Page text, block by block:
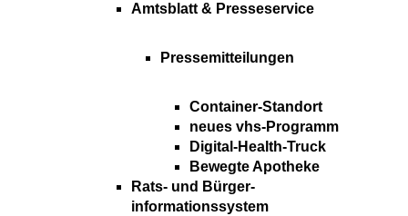
Amtsblatt & Presseservice
Pressemitteilungen
Container-Standort
neues vhs-Programm
Digital-Health-Truck
Bewegte Apotheke
Rats- und Bürger-
informationssystem